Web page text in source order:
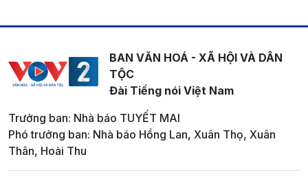
BAN VĂN HOÁ - XÃ HỘI VÀ DÂN
TỘC
Đài Tiếng nói Việt Nam
Trưởng ban: Nhà báo TUYẾT MAI
Phó trưởng ban: Nhà báo Hồng Lan, Xuân Thọ, Xuân
Thân, Hoài Thu